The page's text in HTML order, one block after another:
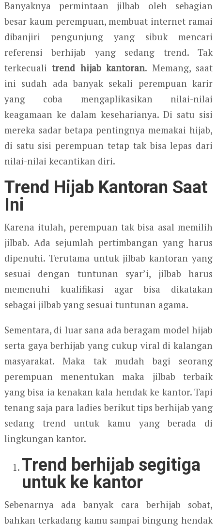
Banyaknya permintaan jilbab oleh sebagian
besar kaum perempuan, membuat internet ramai
dibanjiri pengunjung yang sibuk mencari
referensi berhijab yang sedang trend. Tak
terkecualitrend hijab kantoran. Memang, saat
ini sudah ada banyak sekali perempuan karir
yang coba mengaplikasikan nilai-nilai
keagamaan ke dalam keseharianya. Di satu sisi
mereka sadar betapa pentingnya memakai hijab,
di satu sisi perempuan tetap tak bisa lepas dari
nilai-nilai kecantikan diri.
Trend Hijab Kantoran Saat
Ini
Karena itulah, perempuan tak bisa asal memilih
jilbab. Ada sejumlah pertimbangan yang harus
dipenuhi. Terutama untuk jilbab kantoran yang
sesuai dengan tuntunan syar’i, jilbab harus
memenuhi kualifikasi agar bisa dikatakan
sebagai jilbab yang sesuai tuntunan agama.
Sementara, di luar sana ada beragam model hijab
serta gaya berhijab yang cukup viral di kalangan
masyarakat. Maka tak mudah bagi seorang
perempuan menentukan maka jilbab terbaik
yang bisa ia kenakan kala hendak ke kantor. Tapi
tenang saja para ladies berikut tips berhijab yang
sedang trend untuk kamu yang berada di
lingkungan kantor.
Trend berhijab segitiga
untuk ke kantor
Sebenarnya ada banyak cara berhijab sobat,
bahkan terkadang kamu sampai bingung hendak